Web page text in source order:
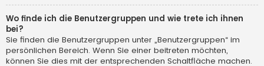
Wo finde ich die Benutzergruppen und wie trete ich ihnen
bei?
Sie finden die Benutzergruppen unter „Benutzergruppen“ im
persönlichen Bereich. Wenn Sie einer beitreten möchten,
können Sie dies mit der entsprechenden Schaltfläche machen.